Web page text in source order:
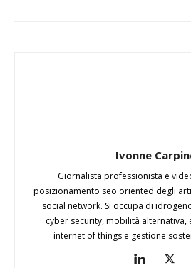
Ivonne
Giornalista professionista e
posizionamento seo oriented degli
social network. Si occupa di
cyber security, mobilità alternativa,
internet of things e gestione